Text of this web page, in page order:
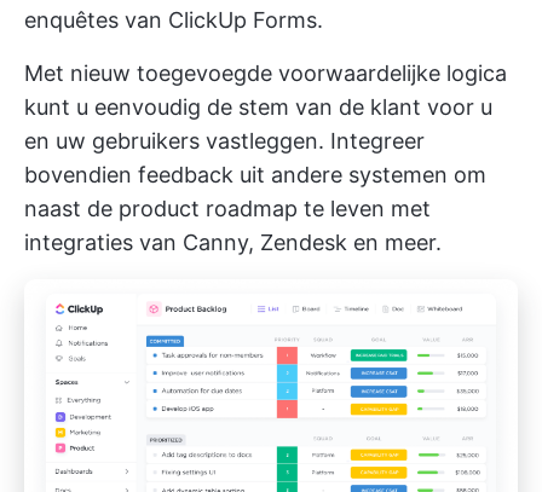
enquêtes van ClickUp Forms.
Met nieuw toegevoegde voorwaardelijke logica
kunt u eenvoudig de stem van de klant voor u
en uw gebruikers vastleggen. Integreer
bovendien feedback uit andere systemen om
naast de product roadmap te leven met
integraties van Canny, Zendesk en meer.